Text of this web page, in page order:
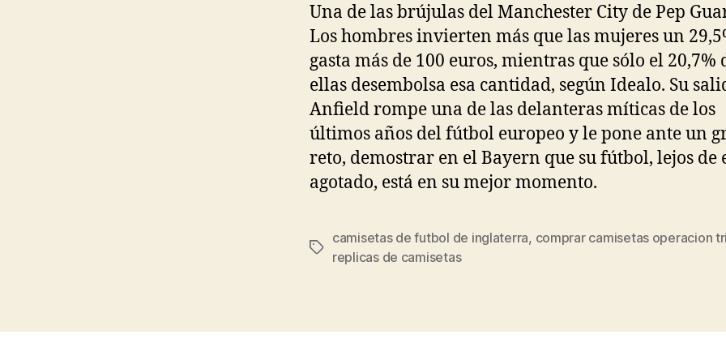
Una de las brújulas del Manchester City de Pep
Los hombres invierten más que las mujeres un
gasta más de 100 euros, mientras que sólo el 20,7%
ellas desembolsa esa cantidad, según Idealo. Su
Anfield rompe una de las delanteras míticas de los
últimos años del fútbol europeo y le pone ante un
reto, demostrar en el Bayern que su fútbol, lejos de
agotado, está en su mejor momento.
Etiquetas
camisetas de futbol de inglaterra, comprar camisetas operacion
replicas de camisetas